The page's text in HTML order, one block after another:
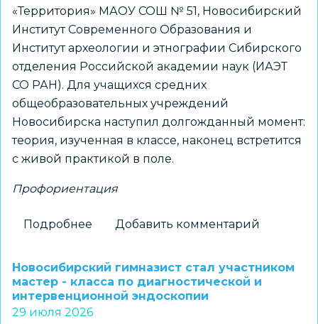
«Территория» МАОУ СОШ № 51, Новосибирский
Институт Современного Образования и
Институт археологии и этнографии Сибирского
отделения Российской академии наук (ИАЭТ
СО РАН). Для учащихся средних
общеобразовательных учреждений
Новосибирска наступил долгожданный момент:
теория, изученная в классе, наконец встретится
с живой практикой в поле.
Профориентация
Подробнее
«Перекрёстках
эпох»:
как
школьники
Добавить комментарий
Новосибирский гимназист стал участником
мастер - класса по диагностической и
интервенционной эндоскопии
29 июля 2026